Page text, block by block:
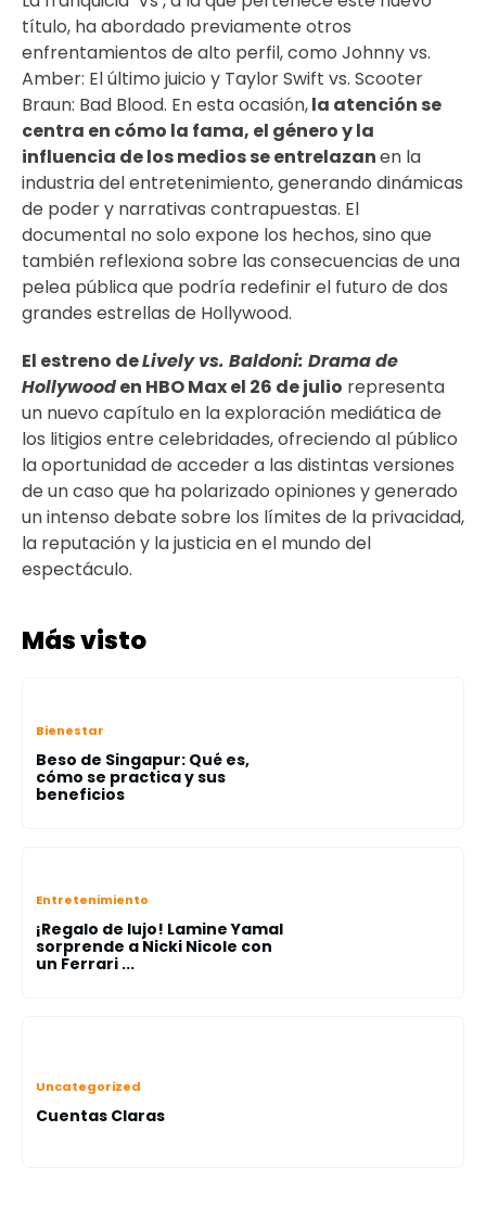
título, ha abordado previamente otros
enfrentamientos de alto perfil, como Johnny vs.
Amber: El último juicio y Taylor Swift vs. Scooter
Braun: Bad Blood. En esta ocasión,la atención se
centra en cómo la fama, el género y la
influencia de los medios se entrelazanen la
industria del entretenimiento, generando dinámicas
de poder y narrativas contrapuestas. El
documental no solo expone los hechos, sino que
también reflexiona sobre las consecuencias de una
pelea pública que podría redefinir el futuro de dos
grandes estrellas de Hollywood.
El estreno deLively vs. Baldoni: Drama de
Hollywooden HBO Max el 26 de julio representa
un nuevo capítulo en la exploración mediática de
los litigios entre celebridades, ofreciendo al público
la oportunidad de acceder a las distintas versiones
de un caso que ha polarizado opiniones y generado
un intenso debate sobre los límites de la privacidad,
la reputación y la justicia en el mundo del
espectáculo.
Más visto
Bienestar
Beso de Singapur: Qué es,
cómo se practica y sus
beneficios
Entretenimiento
¡Regalo de lujo! Lamine Yamal
sorprende a Nicki Nicole con
un Ferrari ...
Uncategorized
Cuentas Claras